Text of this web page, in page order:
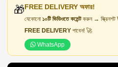
🎁FREE DELIVERY অফার!
যেকোনো ১০টি ভিডিওতে কমেন্টকরুন → স্ক্রিনশট
FREE DELIVERY পাবেন! 🚀
WhatsApp